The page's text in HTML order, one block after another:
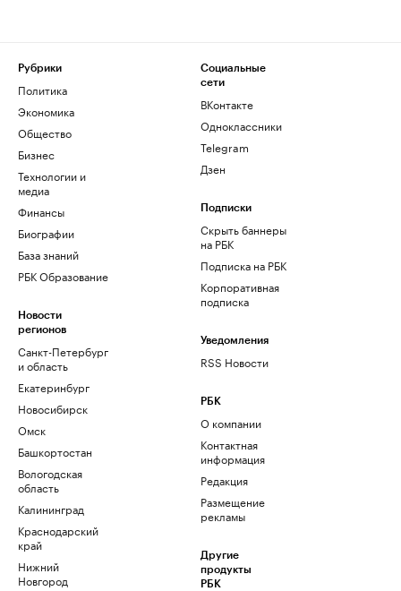
Рубрики
Политика
Экономика
Общество
Бизнес
Технологии и
медиа
Финансы
Биографии
База знаний
РБК Образование
Новости
регионов
Санкт-Петербург
и область
Екатеринбург
Новосибирск
Омск
Башкортостан
Вологодская
область
Калининград
Краснодарский
край
Нижний
Новгород
Социальные
сети
ВКонтакте
Одноклассники
Telegram
Дзен
Подписки
Скрыть баннеры
на РБК
Подписка на РБК
Корпоративная
подписка
Уведомления
RSS Новости
РБК
О компании
Контактная
информация
Редакция
Размещение
рекламы
Другие
продукты
РБК